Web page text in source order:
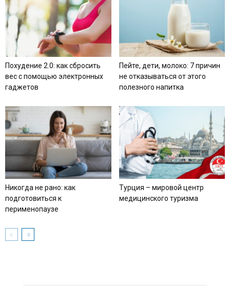
Похудение 2.0: как сбросить
вес с помощью электронных
гаджетов
Пейте, дети, молоко: 7 причин
не отказываться от этого
полезного напитка
Никогда не рано: как
подготовиться к
перименопаузе
Турция – мировой центр
медицинского туризма